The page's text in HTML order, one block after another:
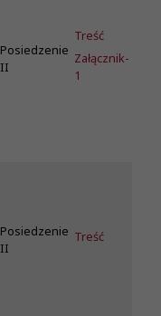
Posiedzenie
II
Treść
Załącznik-
1
Posiedzenie
II
Treść